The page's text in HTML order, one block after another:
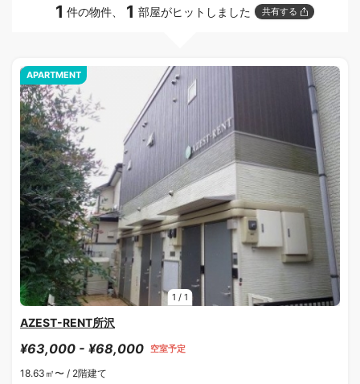
1 件の物件、 1 部屋がヒットしました 共有する
1 / 1
APARTMENT
AZEST-RENT所沢
¥63,000 - ¥68,000 空室予定
18.63㎡〜 / 2階建て